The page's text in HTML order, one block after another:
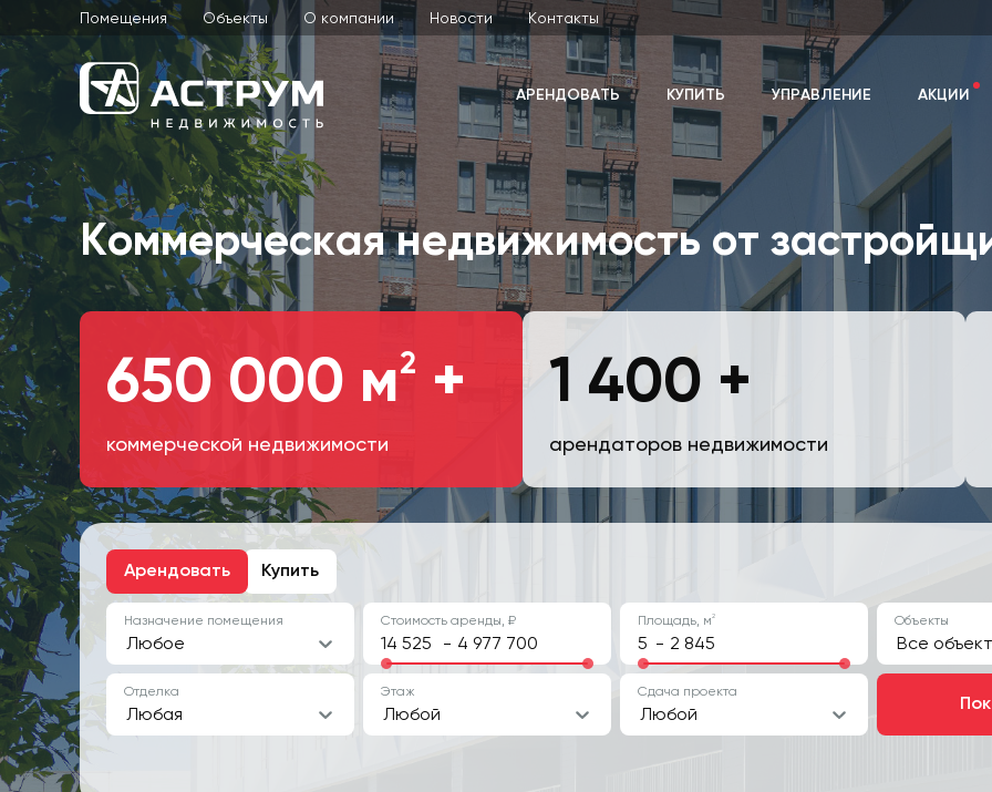
Помещения Объекты О компании Новости Контакты
АРЕНДОВАТЬ КУПИТЬ УПРАВЛЕНИЕ АКЦИИ
Коммерческая недвижимость от
650 000 м2 +
коммерческой недвижимости
1 400 +
арендаторов недвижимости
Арендовать Купить
Назначение помещения
Любое
Стоимость аренды, ₽
-
Площадь, м2
-
Объекты
Все
Отделка
Любая
Этаж
Любой
Сдача проекта
Любой